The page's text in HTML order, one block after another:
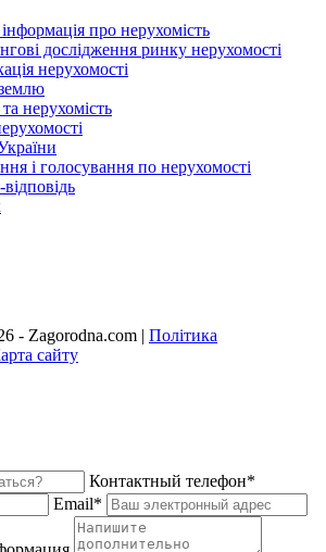
про нерухомість
дослідження ринку нерухомості
нерухомості
нерухомість
і голосування по нерухомості
- Zagorodna.com | Політика
сайту
Контактный телефон*
Email*